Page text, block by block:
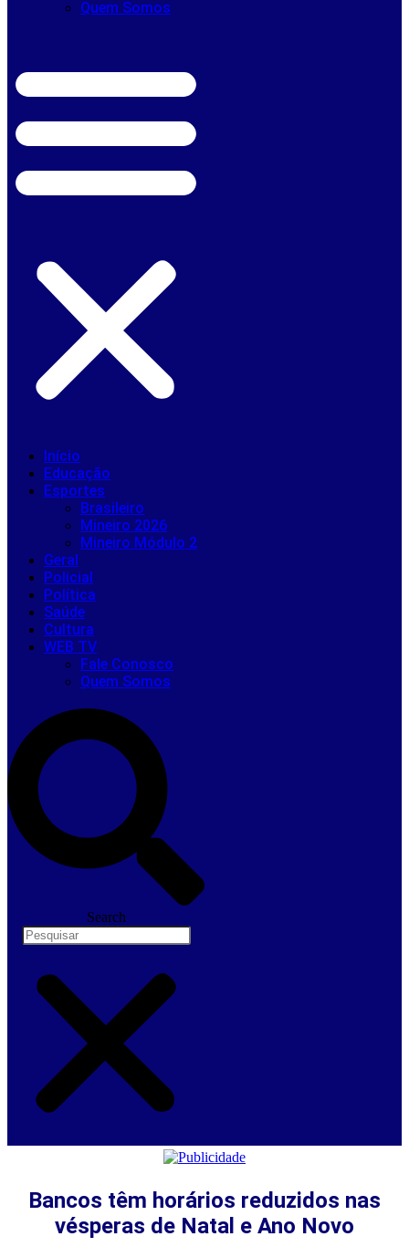
Quem Somos
Início
Educação
Esportes
Brasileiro
Mineiro 2026
Mineiro Módulo 2
Geral
Policial
Política
Saúde
Cultura
WEB TV
Fale Conosco
Quem Somos
Search
Bancos têm horários reduzidos nas
vésperas de Natal e Ano Novo